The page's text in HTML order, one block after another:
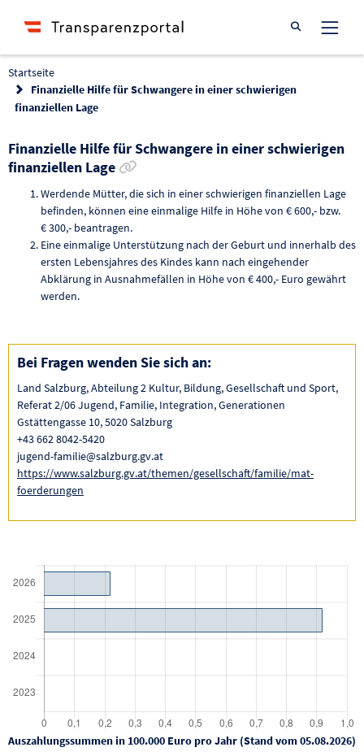
Suche öffnen
Startseite
Finanzielle Hilfe für Schwangere in einer schwierigen
finanziellen Lage
Finanzielle Hilfe für Schwangere in einer schwierigen
finanziellen Lage
Werdende Mütter, die sich in einer schwierigen finanziellen Lage
befinden, können eine einmalige Hilfe in Höhe von € 600,- bzw.
€ 300,- beantragen.
Eine einmalige Unterstützung nach der Geburt und innerhalb des
ersten Lebensjahres des Kindes kann nach eingehender
Abklärung in Ausnahmefällen in Höhe von € 400,- Euro gewährt
werden.
Bei Fragen wenden Sie sich an:
Land Salzburg, Abteilung 2 Kultur, Bildung, Gesellschaft und Sport,
Referat 2/06 Jugend, Familie, Integration, Generationen
Gstättengasse 10, 5020 Salzburg
+43 662 8042-5420
jugend-familie@salzburg.gv.at
https://www.salzburg.gv.at/themen/gesellschaft/familie/mat-
foerderungen
Auszahlungssummen in 100.000 Euro pro Jahr (Stand vom 05.08.2026)